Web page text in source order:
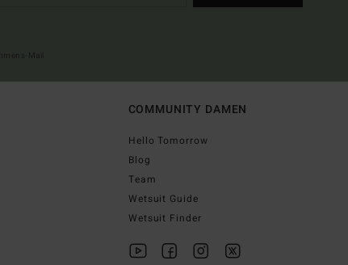
COMMUNITY DAMEN
Hello Tomorrow
Blog
Team
Wetsuit Guide
Wetsuit Finder